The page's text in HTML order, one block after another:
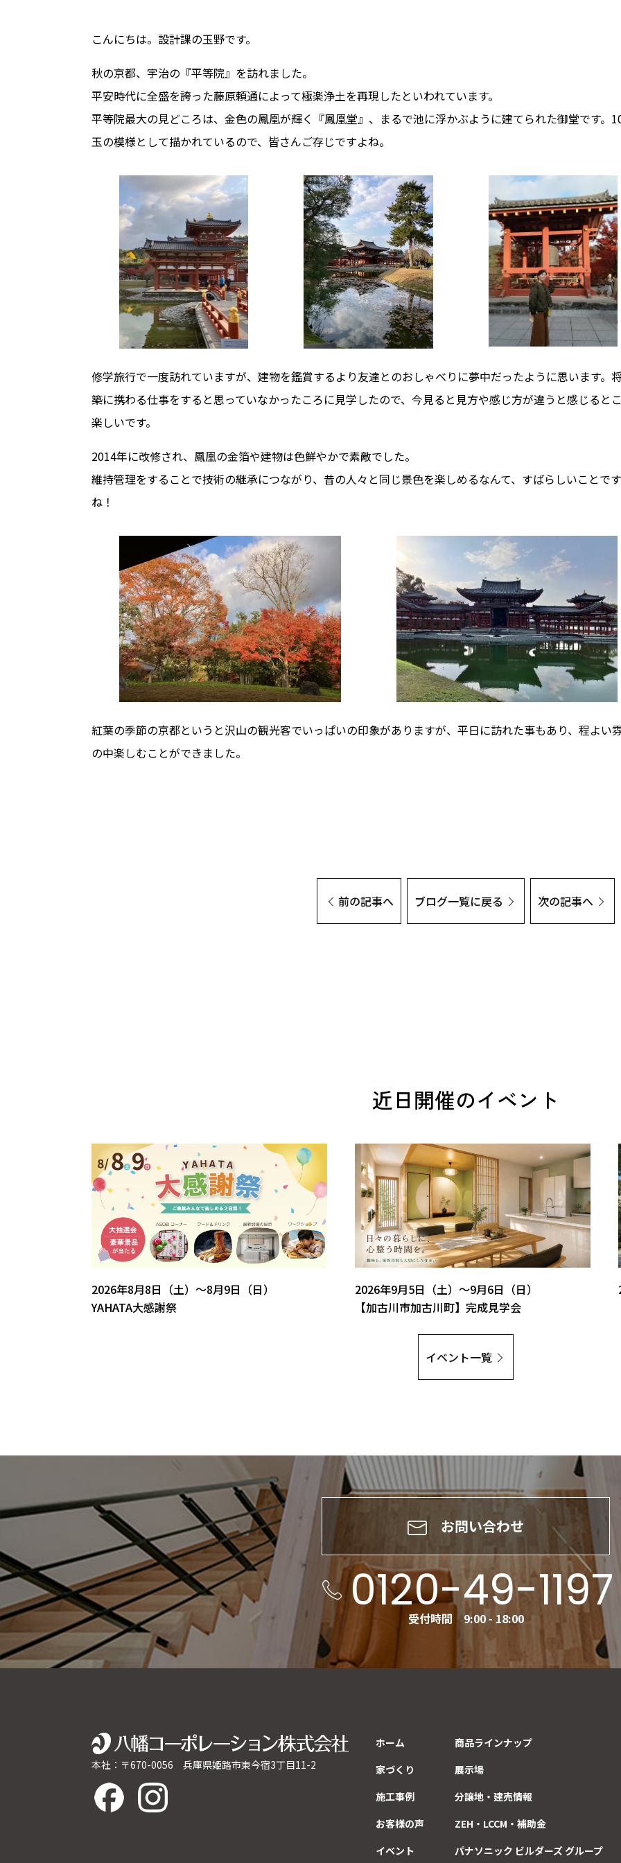
こんにちは。設計課の玉野です。
秋の京都、宇治の『平等院』を訪れました。
平安時代に全盛を誇った藤原頼通によって極楽浄土を再現したといわれています。
平等院最大の見どころは、金色の鳳凰が輝く『鳳凰堂』、まるで池に浮かぶように建てられた御堂です。
玉の模様として描かれているので、皆さんご存じですよね。
修学旅行で一度訪れていますが、建物を鑑賞するより友達とのおしゃべりに夢中だったように思います。
築に携わる仕事をすると思っていなかったころに見学したので、今見ると見方や感じ方が違うと感じると
楽しいです。
2014年に改修され、鳳凰の金箔や建物は色鮮やかで素敵でした。
維持管理をすることで技術の継承につながり、昔の人々と同じ景色を楽しめるなんて、すばらしいことで
ね！
紅葉の季節の京都というと沢山の観光客でいっぱいの印象がありますが、平日に訪れた事もあり、程よい
の中楽しむことができました。
前の記事へ ブログ一覧に戻る 次の記事へ
近日開催のイベント
2026年8月8日（土）～8月9日（日）
YAHATA大感謝祭
2026年9月5日（土）～9月6日（日）
【加古川市加古川町】完成見学会
イベント一覧
お問い合わせ
0120-49-1197
受付時間 9:00 - 18:00
本社：〒670-0056 兵庫県姫路市東今宿3丁目11-2
ホーム
家づくり
施工事例
お客様の声
イベント
商品ラインナップ
展示場
分譲地・建売情報
ZEH・LCCM・補助金
パナソニック ビルダーズ グループ